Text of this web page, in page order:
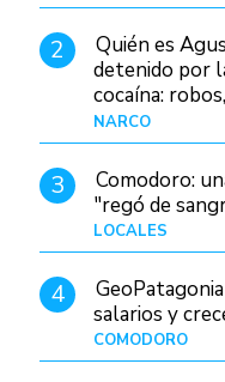
2
Quién es
detenido por
cocaína:
judiciales
NARCO
3
Comodoro:
"regó de
LOCALES
4
salarios y
COMODORO